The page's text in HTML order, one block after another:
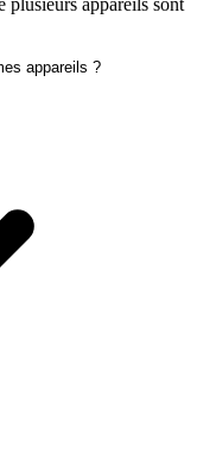
plusieurs appareils sont
appareils ?